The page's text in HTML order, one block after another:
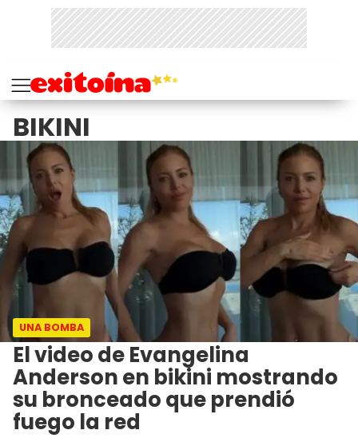
BIKINI
UNA BOMBA
El video de Evangelina
Anderson en bikini mostrando
su bronceado que prendió
fuego la red